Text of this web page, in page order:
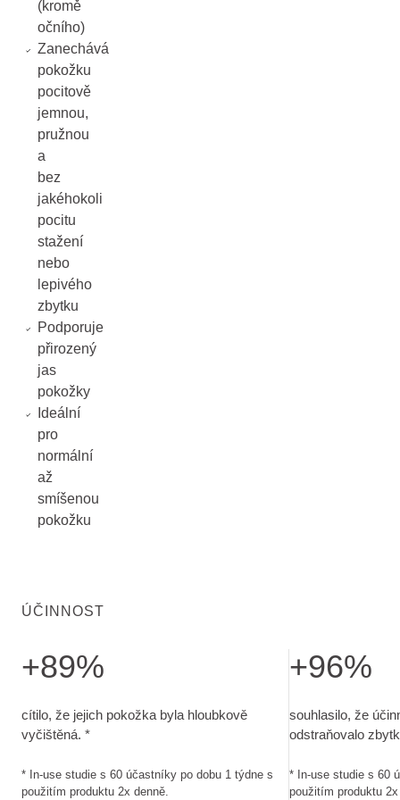
(kromě
očního)
Zanechává
pokožku
pocitově
jemnou,
pružnou
a
bez
jakéhokoli
pocitu
stažení
nebo
lepivého
zbytku
Podporuje
přirozený
jas
pokožky
Ideální
pro
normální
až
smíšenou
pokožku
ÚČINNOST
+89%
cítilo, že jejich pokožka byla hloubkově
vyčištěná. *
* In-use studie s 60 účastníky po dobu 1 týdne s
použitím produktu 2x denně.
+96%
souhlasilo, že
odstraňovalo
* In-use studie s 60
použitím produktu